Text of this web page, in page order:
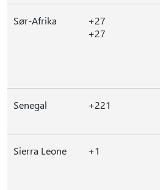
Sør-Afrika
+27
+27
Senegal +221
Sierra Leone +1